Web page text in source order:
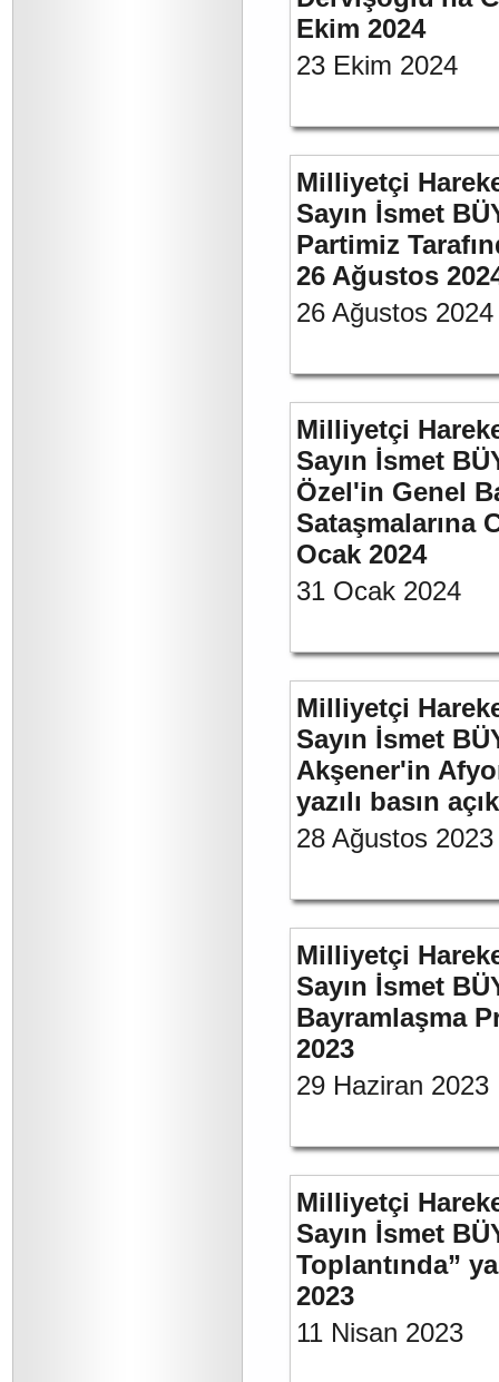
Ekim 2024
23 Ekim 2024
Milliyetçi
Sayın İsmet
Partimiz
26 Ağustos
26 Ağustos 2024
Milliyetçi
Sayın İsmet
Özel'in Genel
Sataşmalarına
Ocak 2024
31 Ocak 2024
Milliyetçi
Sayın İsmet
Akşener'in
yazılı basın
28 Ağustos 2023
Milliyetçi
Sayın İsmet
Bayramlaşma
2023
29 Haziran 2023
Milliyetçi
Sayın İsmet
Toplantında”
2023
11 Nisan 2023